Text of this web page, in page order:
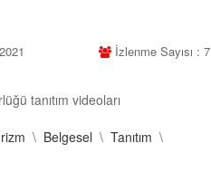
İzlenme Sayısı : 7
tanıtım videoları
\ Belgesel \ Tanıtım \